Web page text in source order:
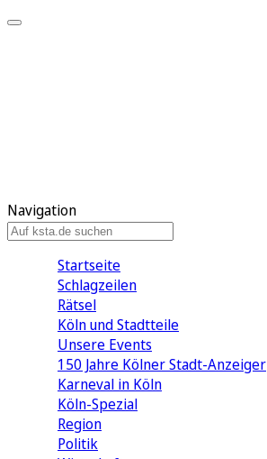
Navigation
Startseite
Schlagzeilen
Rätsel
Köln und Stadtteile
Unsere Events
150 Jahre Kölner Stadt-Anzeiger
Karneval in Köln
Köln-Spezial
Region
Politik